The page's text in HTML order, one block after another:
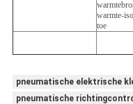
warmte-
toe
pneumatische elektrische
pneumatische